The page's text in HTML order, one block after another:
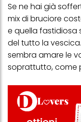
Se ne hai già
mix di bruciore
e quella fastidiosa
del tutto la
sembra amare le
soprattutto, come